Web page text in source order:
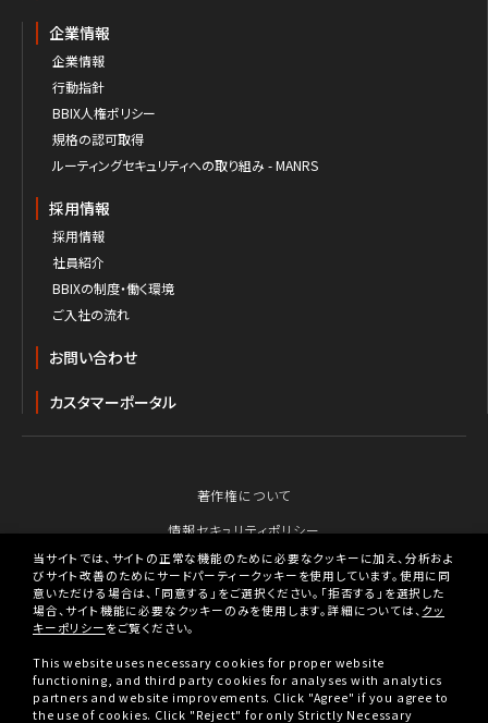
企業情報
企業情報
行動指針
BBIX人権ポリシー
規格の認可取得
ルーティングセキュリティへの取り組み - MANRS
採用情報
採用情報
社員紹介
BBIXの制度・働く環境
ご入社の流れ
お問い合わせ
カスタマーポータル
著作権について
情報セキュリティポリシー
個人情報保護のための行動指針
個人情報の取り扱いについて
BBIX人権ポリシー
税務戦略
当サイトでは、サイトの正常な機能のために必要なクッキーに加え、分析およ
びサイト改善のためにサードパーティークッキーを使用しています。使用に同
意いただける場合は、「同意する」をご選択ください。「拒否する」を選択した
場合、サイト機能に必要なクッキーのみを使用します。詳細については、 クッ
キーポリシー をご覧ください。
This website uses necessary cookies for proper website
functioning, and third party cookies for analyses with analytics
partners and website improvements. Click "Agree" if you agree to
the use of cookies. Click "Reject" for only Strictly Necessary